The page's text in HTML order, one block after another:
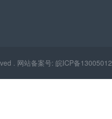
. 网站备案号: 皖ICP备